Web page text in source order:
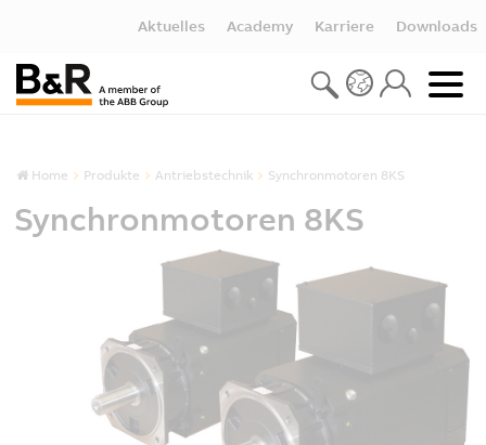
Aktuelles Academy Karriere Downloads
Home Produkte Antriebstechnik Synchronmotoren 8KS
Synchronmotoren 8KS